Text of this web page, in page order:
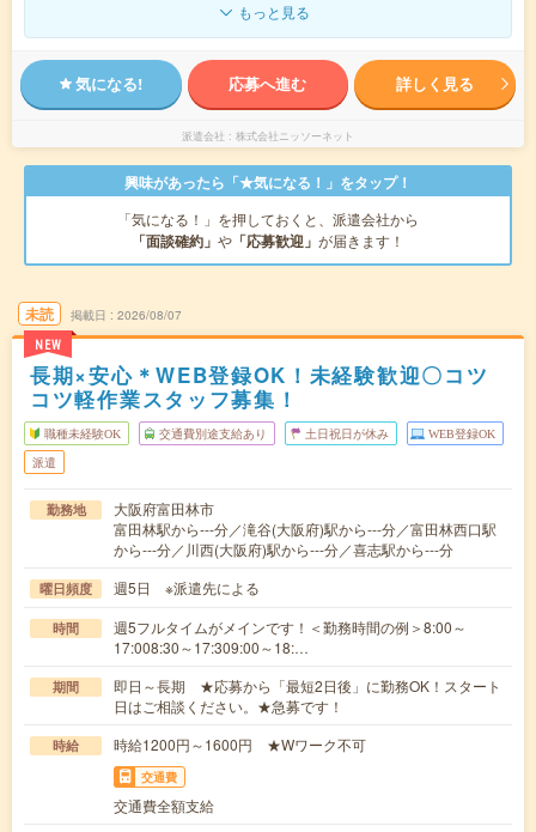
もっと見る
気になる! 応募へ進む 詳しく見る
派遣会社 株式会社ニッソーネット
興味があったら「★気になる！」をタップ！
「気になる！」を押しておくと、派遣会社から
「面談確約」 や 「応募歓迎」 が届きます！
未読
NEW
掲載日 2026/08/07
長期×安心＊WEB登録OK！未経験歓迎〇コツ
コツ軽作業スタッフ募集！
職種未経験OK 交通費別途支給あり 土日祝日が休み WEB登録OK
派遣
勤務地
大阪府富田林市
富田林駅から---分／滝谷(大阪府)駅から---分／富田林西口駅
から---分／川西(大阪府)駅から---分／喜志駅から---分
曜日頻度 週5日 ※派遣先による
時間
週5フルタイムがメインです！＜勤務時間の例＞8:00～
17:008:30～17:309:00～18:…
期間
即日～長期 ★応募から「最短2日後」に勤務OK！スタート
日はご相談ください。★急募です！
時給 時給1200円～1600円 ★Wワーク不可
交通費
交通費全額支給